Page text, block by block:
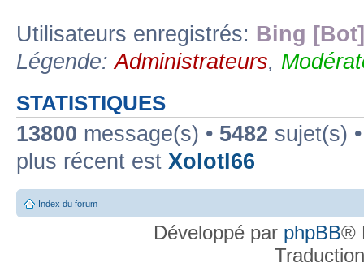
Utilisateurs enregistrés: Bing [Bot]
Légende:Administrateurs,
STATISTIQUES
13800 message(s) • 5482 sujet(s)
plus récent est Xolotl66
Index du forum
Développé par phpBB®